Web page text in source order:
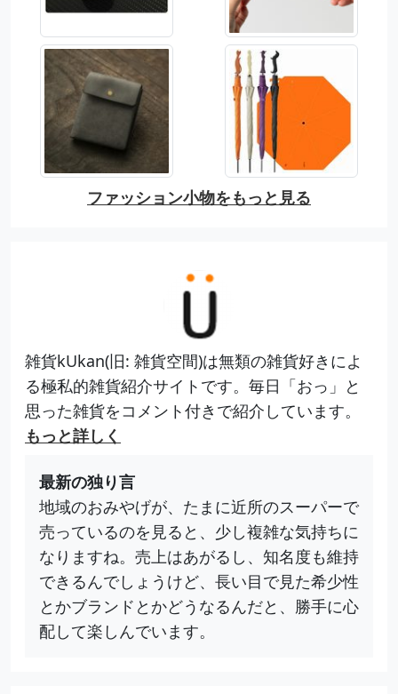
ファッション小物をもっと見る
雑貨kUkan(旧: 雑貨空間)は無類の雑貨好きによ
る極私的雑貨紹介サイトです。毎日「おっ」と
思った雑貨をコメント付きで紹介しています。
もっと詳しく
最新の独り言
地域のおみやげが、たまに近所のスーパーで
売っているのを見ると、少し複雑な気持ちに
なりますね。売上はあがるし、知名度も維持
できるんでしょうけど、長い目で見た希少性
とかブランドとかどうなるんだと、勝手に心
配して楽しんでいます。